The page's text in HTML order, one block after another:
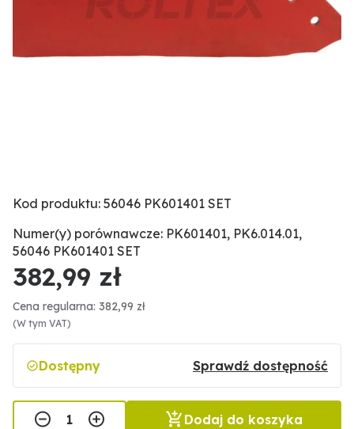
Kod produktu: 56046 PK601401 SET
Numer(y) porównawcze: PK601401, PK6.014.01,
56046 PK601401 SET
382,99 zł
Cena regularna: 382,99 zł
(W tym VAT)
Dostępny Sprawdź dostępność
Dodaj do koszyka